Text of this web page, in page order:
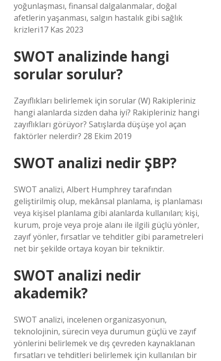
yoğunlaşması, finansal dalgalanmalar, doğal
afetlerin yaşanması, salgın hastalık gibi sağlık
krizleri17 Kas 2023
SWOT analizinde hangi
sorular sorulur?
Zayıflıkları belirlemek için sorular (W) Rakipleriniz
hangi alanlarda sizden daha iyi? Rakipleriniz hangi
zayıflıkları görüyor? Satışlarda düşüşe yol açan
faktörler nelerdir? 28 Ekim 2019
SWOT analizi nedir ŞBP?
SWOT analizi, Albert Humphrey tarafından
geliştirilmiş olup, mekânsal planlama, iş planlaması
veya kişisel planlama gibi alanlarda kullanılan; kişi,
kurum, proje veya proje alanı ile ilgili güçlü yönler,
zayıf yönler, fırsatlar ve tehditler gibi parametreleri
net bir şekilde ortaya koyan bir tekniktir.
SWOT analizi nedir
akademik?
SWOT analizi, incelenen organizasyonun,
teknolojinin, sürecin veya durumun güçlü ve zayıf
yönlerini belirlemek ve dış çevreden kaynaklanan
fırsatları ve tehditleri belirlemek için kullanılan bir